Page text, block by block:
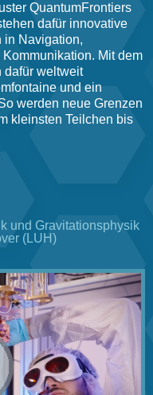
QuantumFrontiers
dafür innovative
in Navigation,
Mit dem
dafür weltweit
und ein
werden neue Grenzen
kleinsten Teilchen bis
und Gravitationsphysik
(LUH)